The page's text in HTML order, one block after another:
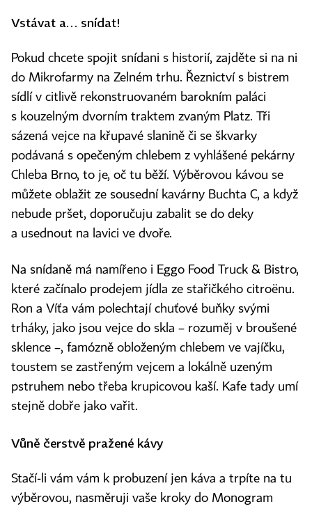
Vstávat a… snídat!
Pokud chcete spojit snídani s historií, zajděte si na ni
do Mikrofarmy na Zelném trhu. Řeznictví s bistrem
sídlí v citlivě rekonstruovaném barokním paláci
s kouzelným dvorním traktem zvaným Platz. Tři
sázená vejce na křupavé slanině či se škvarky
podávaná s opečeným chlebem z vyhlášené pekárny
Chleba Brno, to je, oč tu běží. Výběrovou kávou se
můžete oblažit ze sousední kavárny Buchta C, a když
nebude pršet, doporučuju zabalit se do deky
a usednout na lavici ve dvoře.
Na snídaně má namířeno i Eggo Food Truck & Bistro,
které začínalo prodejem jídla ze stařičkého citroënu.
Ron a Víťa vám polechtají chuťové buňky svými
trháky, jako jsou vejce do skla – rozuměj v broušené
sklence –, famózně obloženým chlebem ve vajíčku,
toustem se zastřeným vejcem a lokálně uzeným
pstruhem nebo třeba krupicovou kaší. Kafe tady umí
stejně dobře jako vařit.
Vůně čerstvě pražené kávy
Stačí‑li vám vám k probuzení jen káva a trpíte na tu
výběrovou, nasměruji vaše kroky do Monogram